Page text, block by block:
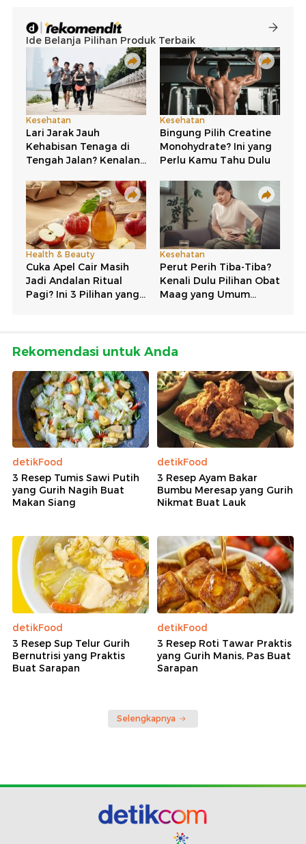
Rekomendasi untuk Anda
detikFood
3 Resep Tumis Sawi Putih
yang Gurih Nagih Buat
Makan Siang
detikFood
3 Resep Ayam Bakar
Bumbu Meresap yang Gurih
Nikmat Buat Lauk
detikFood
3 Resep Sup Telur Gurih
Bernutrisi yang Praktis
Buat Sarapan
detikFood
3 Resep Roti Tawar Praktis
yang Gurih Manis, Pas Buat
Sarapan
Selengkapnya